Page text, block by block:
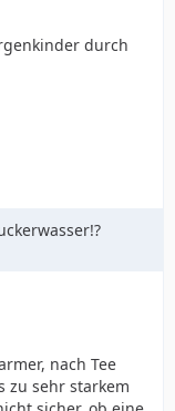
durch
nach Tee
zu sehr starkem